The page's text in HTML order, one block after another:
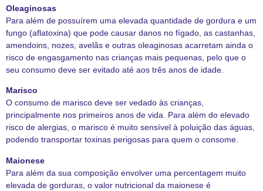
Oleaginosas
Para além de possuírem uma elevada quantidade de gordura e um
fungo (aflatoxina) que pode causar danos no fígado, as castanhas,
amendoins, nozes, avelãs e outras oleaginosas acarretam ainda o
risco de engasgamento nas crianças mais pequenas, pelo que o
seu consumo deve ser evitado até aos três anos de idade.
Marisco
O consumo de marisco deve ser vedado às crianças,
principalmente nos primeiros anos de vida. Para além do elevado
risco de alergias, o marisco é muito sensível à poluição das águas,
podendo transportar toxinas perigosas para quem o consome.
Maionese
Para além da sua composição envolver uma percentagem muito
elevada de gorduras, o valor nutricional da maionese é